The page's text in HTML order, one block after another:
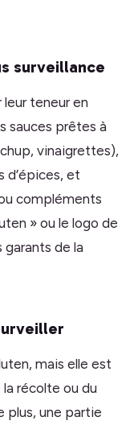
surveillance
teneur en
sauces prêtes à
vinaigrettes),
d’épices, et
compléments
» ou le logo de
garants de la
mais elle est
récolte ou du
plus, une partie